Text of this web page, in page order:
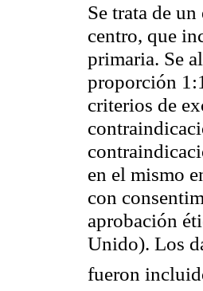
Se trata de
centro, que
primaria. Se
proporción
criterios de
en el mismo
con
aprobación
Unido). Los
fueron